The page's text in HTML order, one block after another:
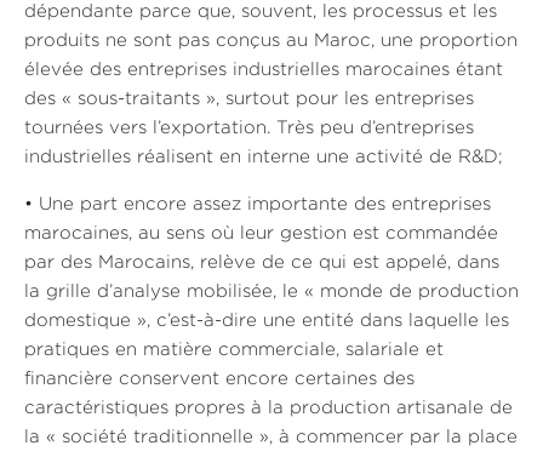
dépendante parce que, souvent, les processus et les
produits ne sont pas conçus au Maroc, une proportion
élevée des entreprises industrielles marocaines étant
des « sous-traitants », surtout pour les entreprises
tournées vers l’exportation. Très peu d’entreprises
industrielles réalisent en interne une activité de R&D;
• Une part encore assez importante des entreprises
marocaines, au sens où leur gestion est commandée
par des Marocains, relève de ce qui est appelé, dans
la grille d’analyse mobilisée, le « monde de production
domestique », c’est-à-dire une entité dans laquelle les
pratiques en matière commerciale, salariale et
financière conservent encore certaines des
caractéristiques propres à la production artisanale de
la « société traditionnelle », à commencer par la place